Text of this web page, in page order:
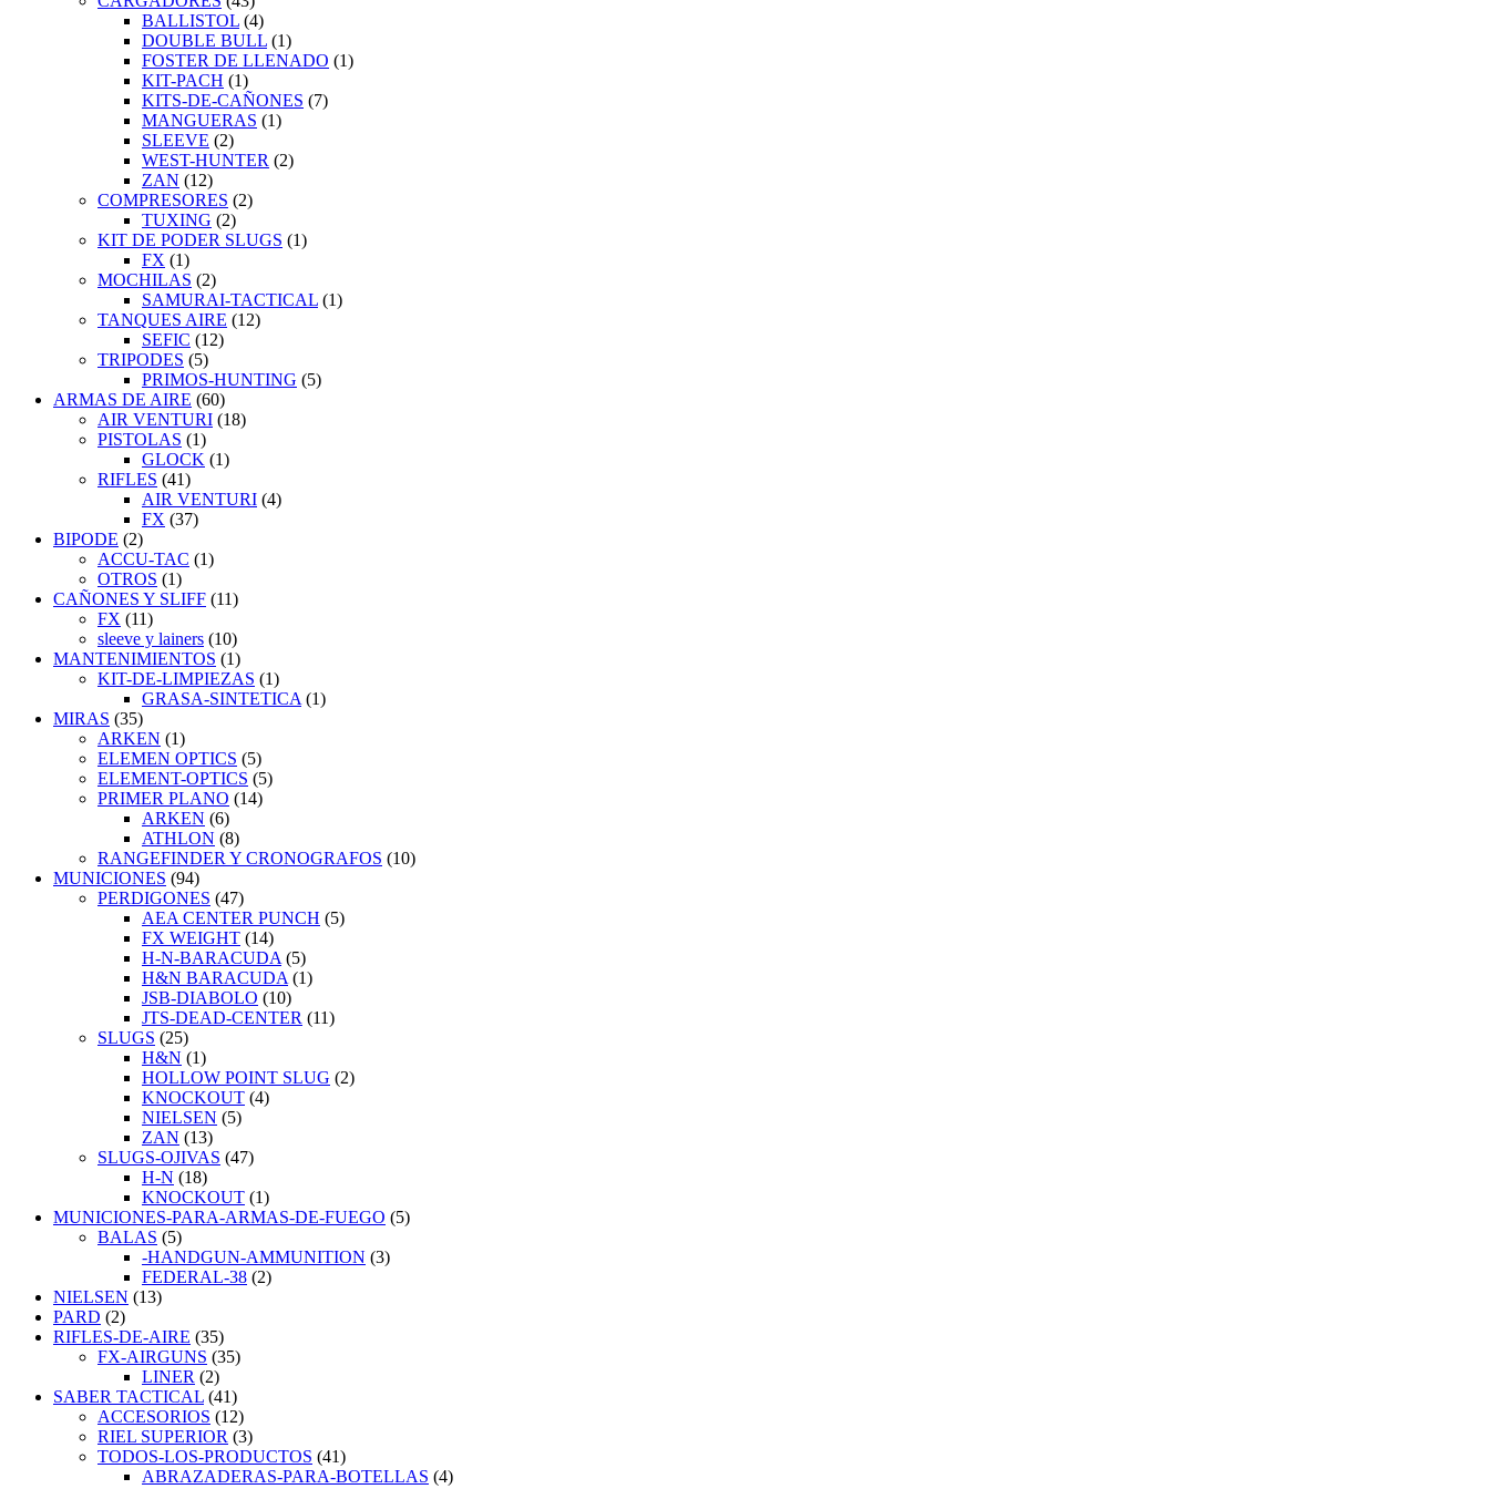
BALLISTOL (4)
DOUBLE BULL (1)
FOSTER DE LLENADO (1)
KIT-PACH (1)
KITS-DE-CAÑONES (7)
MANGUERAS (1)
SLEEVE (2)
WEST-HUNTER (2)
ZAN (12)
COMPRESORES (2)
TUXING (2)
KIT DE PODER SLUGS (1)
FX (1)
MOCHILAS (2)
SAMURAI-TACTICAL (1)
TANQUES AIRE (12)
SEFIC (12)
TRIPODES (5)
PRIMOS-HUNTING (5)
ARMAS DE AIRE (60)
AIR VENTURI (18)
PISTOLAS (1)
GLOCK (1)
RIFLES (41)
AIR VENTURI (4)
FX (37)
BIPODE (2)
ACCU-TAC (1)
OTROS (1)
CAÑONES Y SLIFF (11)
FX (11)
sleeve y lainers (10)
MANTENIMIENTOS (1)
KIT-DE-LIMPIEZAS (1)
GRASA-SINTETICA (1)
MIRAS (35)
ARKEN (1)
ELEMEN OPTICS (5)
ELEMENT-OPTICS (5)
PRIMER PLANO (14)
ARKEN (6)
ATHLON (8)
RANGEFINDER Y CRONOGRAFOS (10)
MUNICIONES (94)
PERDIGONES (47)
AEA CENTER PUNCH (5)
FX WEIGHT (14)
H-N-BARACUDA (5)
H&N BARACUDA (1)
JSB-DIABOLO (10)
JTS-DEAD-CENTER (11)
SLUGS (25)
H&N (1)
HOLLOW POINT SLUG (2)
KNOCKOUT (4)
NIELSEN (5)
ZAN (13)
SLUGS-OJIVAS (47)
H-N (18)
KNOCKOUT (1)
MUNICIONES-PARA-ARMAS-DE-FUEGO (5)
BALAS (5)
-HANDGUN-AMMUNITION (3)
FEDERAL-38 (2)
NIELSEN (13)
PARD (2)
RIFLES-DE-AIRE (35)
FX-AIRGUNS (35)
LINER (2)
SABER TACTICAL (41)
ACCESORIOS (12)
RIEL SUPERIOR (3)
TODOS-LOS-PRODUCTOS (41)
ABRAZADERAS-PARA-BOTELLAS (4)